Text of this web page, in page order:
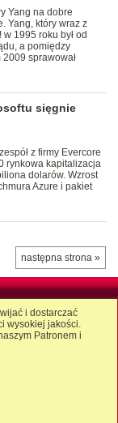
Yang na dobre
Yang, który wraz z
w 1995 roku był od
a pomiędzy
sprawował
sięgnie
z firmy Evercore
rynkowa kapitalizacja
dolarów. Wzrost
Azure i pakiet
następna strona »
i dostarczać
wysokiej jakości.
Patronem i